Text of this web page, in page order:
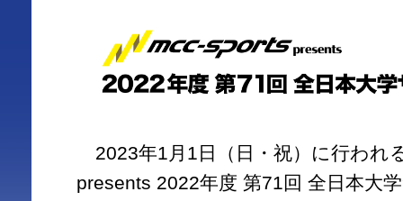
2023年1月1日（日・祝）に行われ
presents 2022年度 第71回 全日本大